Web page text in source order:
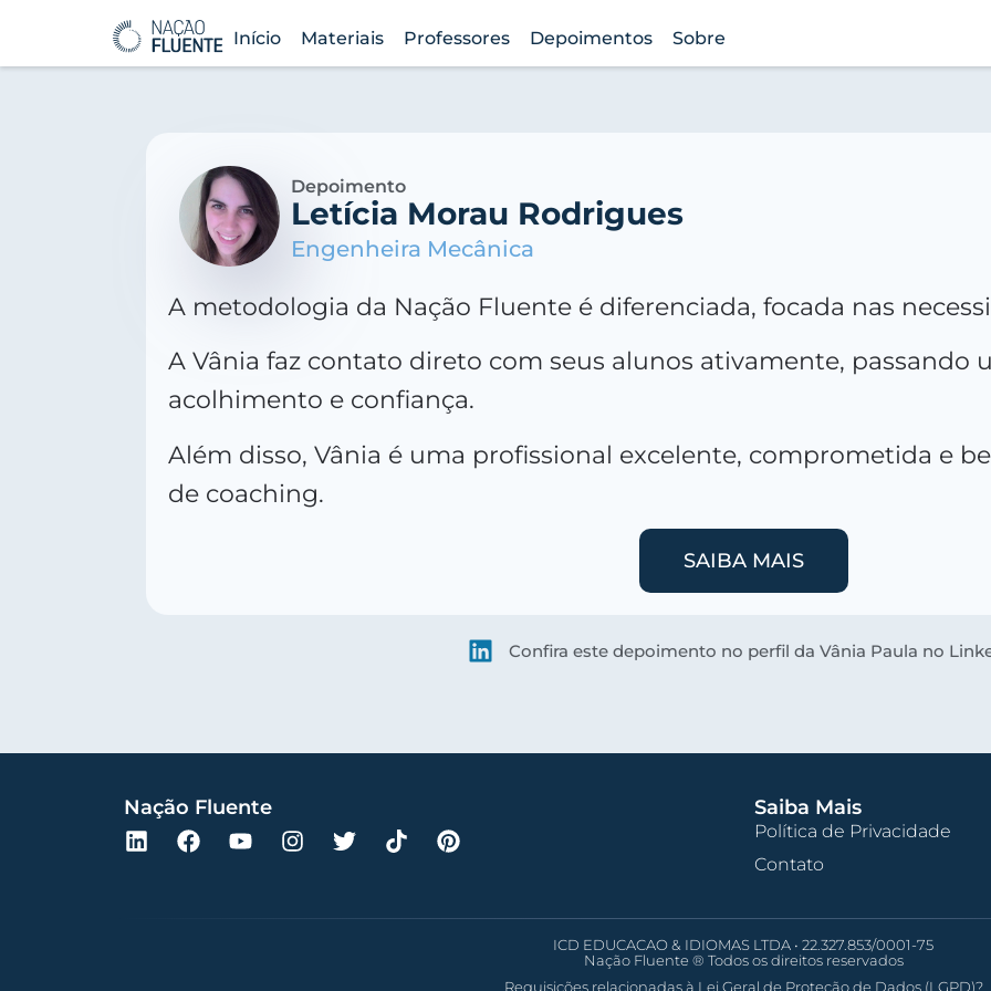
Início Materiais Professores Depoimentos Sobre
Depoimento
Letícia Morau Rodrigues
Engenheira Mecânica
A metodologia da Nação Fluente é diferenciada, focada nas
A Vânia faz contato direto com seus alunos ativamente, passando
acolhimento e confiança.
Além disso, Vânia é uma profissional excelente, comprometida e
de coaching.
SAIBA MAIS
Confira este depoimento no perfil da Vânia Paula no
Nação Fluente Saiba Mais
Política de Privacidade
Contato
ICD EDUCACAO & IDIOMAS LTDA • 22.327.853/0001-75
Nação Fluente ® Todos os direitos reservados
Requisições relacionadas à Lei Geral de Proteção de Dados (LGPD)?